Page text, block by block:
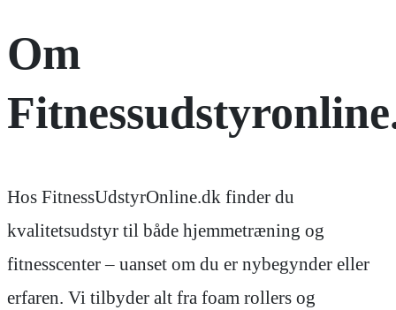
Om
Hos FitnessUdstyrOnline.dk finder du
kvalitetsudstyr til både hjemmetræning og
fitnesscenter – uanset om du er nybegynder eller
erfaren. Vi tilbyder alt fra foam rollers og